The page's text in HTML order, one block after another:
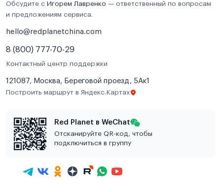
Обсудите с Игорем Лавренко — ответственный по вопросам
и предложениям сервиса.
hello@redplanetchina.com
8 (800) 777-70-29
Контактный центр поддержки
121087, Москва, Береговой проезд, 5Ак1
Построить маршрут в Яндекс.Картах
Red Planet в WeChat
Отсканируйте QR-код, чтобы
подключиться в группу